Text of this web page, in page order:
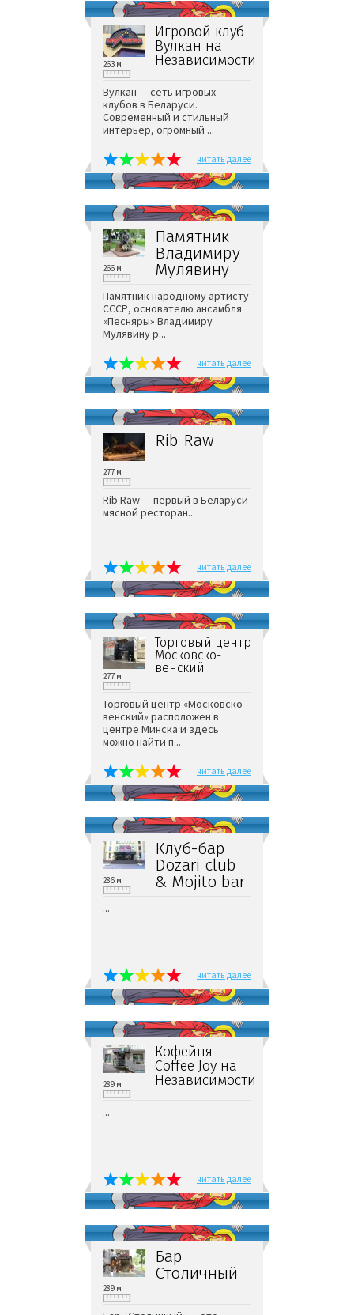
Игровой клуб
Вулкан на
Независимости
263 м
Вулкан — сеть игровых
клубов в Беларуси.
Современный и стильный
интерьер, огромный ...
читать далее
Памятник
Владимиру
Мулявину
266 м
Памятник народному артисту
СССР, основателю ансамбля
«Песняры» Владимиру
Мулявину р...
читать далее
Rib Raw
277 м
Rib Raw — первый в Беларуси
мясной ресторан...
читать далее
Торговый центр
Московско-
венский
277 м
Торговый центр «Московско-
венский» расположен в
центре Минска и здесь
можно найти п...
читать далее
Клуб-бар
Dozari club
& Mojito bar
286 м
...
читать далее
Кофейня
Coffee Joy на
Независимости
289 м
...
читать далее
Бар
Столичный
289 м